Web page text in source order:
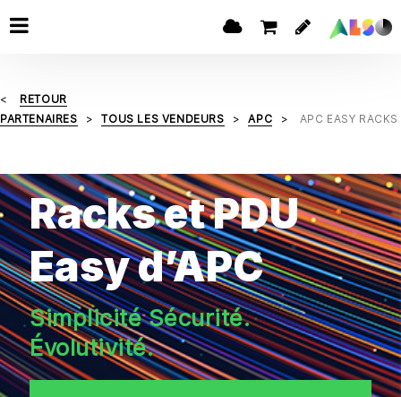
RETOUR
PARTENAIRES
TOUS LES VENDEURS APC APC EASY RACKS
Racks et PDU
Easy d’APC
Simplicité Sécurité.
Évolutivité.